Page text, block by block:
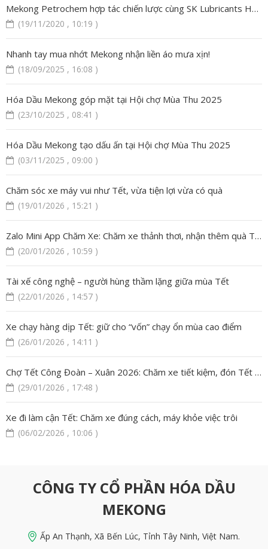
Mekong Petrochem hợp tác chiến lược cùng SK Lubricants Hàn Quốc
(19/11/2020 , 10:19 )
Nhanh tay mua nhớt Mekong nhận liền áo mưa xịn!
(18/09/2025 , 16:08 )
Hóa Dầu Mekong góp mặt tại Hội chợ Mùa Thu 2025
(23/10/2025 , 08:41 )
Hóa Dầu Mekong tạo dấu ấn tại Hội chợ Mùa Thu 2025
(03/11/2025 , 09:00 )
Chăm sóc xe máy vui như Tết, vừa tiện lợi vừa có quà
(19/01/2026 , 15:21 )
Zalo Mini App Chăm Xe: Chăm xe thảnh thơi, nhận thêm quà Tết
(20/01/2026 , 10:59 )
Tài xế công nghệ – người hùng thầm lặng giữa mùa Tết
(22/01/2026 , 14:57 )
Xe chạy hàng dịp Tết: giữ cho “vốn” chạy ổn mùa cao điểm
(26/01/2026 , 14:11 )
Chợ Tết Công Đoàn – Xuân 2026: Chăm xe tiết kiệm, đón Tết vui
(29/01/2026 , 17:48 )
Xe đi làm cận Tết: Chăm xe đúng cách, máy khỏe việc trôi
(06/02/2026 , 10:06 )
CÔNG TY CỔ PHẦN HÓA DẦU
MEKONG
Ấp An Thạnh, Xã Bến Lúc, Tỉnh Tây Ninh, Việt Nam.